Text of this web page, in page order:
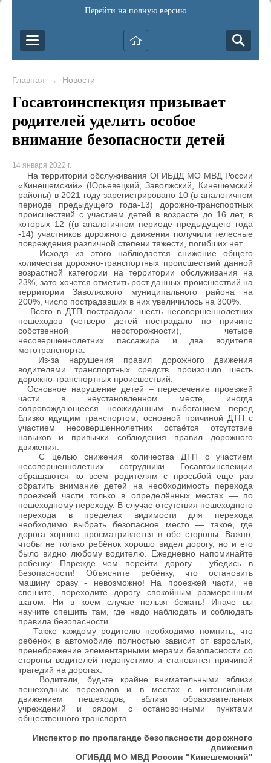
Перейти на полную версию
Главная → Новости
Госавтоинспекция призывает
родителей уделить особое
внимание безопасности детей
14 января 2022 г.
На территории обслуживания ОГИБДД МО МВД России
«Кинешемский» (Юрьевецкий, Заволжский, Кинешемский
районы) в 2021 году зарегистрировано 10 (в аналогичном
периоде предыдущего года-13) дорожно-транспортных
происшествий с участием детей в возрасте до 16 лет, в
которых 12 ((в аналогичном периоде предыдущего года
-14) участников дорожного движения получили телесные
повреждения различной степени тяжести, погибших нет.
Исходя из этого наблюдается снижение общего
количества дорожно-транспортных происшествий данной
возрастной категории на территории обслуживания на
23%, зато хочется отметить рост данных происшествий на
территории Заволжского муниципального района на
200%, число пострадавших в них увеличилось на 300%.
Всего в ДТП пострадали: шесть несовершеннолетних
пешеходов (четверо детей пострадало по причине
собственной неосторожности), четыре
несовершеннолетних пассажира и два водителя
мототранспорта.
Из-за нарушения правил дорожного движения
водителями транспортных средств произошло шесть
дорожно-транспортных происшествий.
Основное нарушение детей – пересечение проезжей
части в неустановленном месте, иногда
сопровождающееся неожиданным выбеганием перед
близко идущим транспортом, основной причиной ДТП с
участием несовершеннолетних остаётся отсутствие
навыков и привычки соблюдения правил дорожного
движения.
С целью снижения количества ДТП с участием
несовершеннолетних сотрудники Госавтоинспекции
обращаются ко всем родителям с просьбой ещё раз
обратить внимание детей на необходимость перехода
проезжей части только в определённых местах — по
пешеходному переходу. В случае отсутствия пешеходного
перехода в пределах видимости для перехода
необходимо выбрать безопасное место — такое, где
дорога хорошо просматривается в обе стороны. Важно,
чтобы не только ребёнок хорошо видел дорогу, но и его
было видно любому водителю. Ежедневно напоминайте
ребёнку: Ппрежде чем перейти дорогу - убедись в
безопасности! Объясните ребёнку, что остановить
машину сразу - невозможно! На проезжей части, не
спешите, переходите дорогу спокойным размеренным
шагом. Ни в коем случае нельзя бежать! Иначе вы
научите спешить там, где надо наблюдать и соблюдать
правила безопасности.
Также каждому родителю необходимо помнить, что
ребёнок в автомобиле полностью зависит от взрослых,
пренебрежение элементарными мерами безопасности со
стороны водителей недопустимо и становятся причиной
трагедий на дорогах.
Водители, будьте крайне внимательными вблизи
пешеходных переходов и в местах с интенсивным
движением пешеходов, вблизи образовательных
учреждений и рядом с остановочными пунктами
общественного транспорта.
Инспектор по пропаганде безопасности дорожного
движения
ОГИБДД МО МВД России "Кинешемский"